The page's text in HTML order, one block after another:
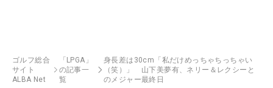
ゴルフ総合
サイト
ALBA Net
「LPGA」
の記事一
覧
身長差は30cm「私だけめっちゃちっちゃい
（笑）」 山下美夢有、ネリー＆レクシーと
のメジャー最終日